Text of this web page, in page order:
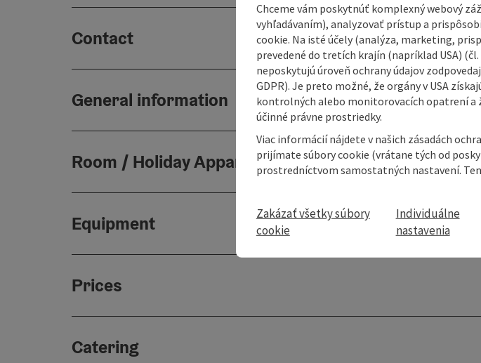
Contact
General information
Room / Holiday Appartement
Equipment
Prices
Catering
Chceme vám poskytnúť komplexný webový
vyhľadávaním), analyzovať prístup a
cookie. Na isté účely (analýza, marketing,
prevedené do tretích krajín (napríklad USA) (čl.
neposkytujú úroveň ochrany údajov
GDPR). Je preto možné, že orgány v USA
kontrolných alebo monitorovacích opatrení a
účinné právne prostriedky.
Viac informácií nájdete v našich zásadách
prijímate súbory cookie (vrátane tých od
prostredníctvom samostatných nastavení.
Zakázať všetky súbory
cookie
Individuálne
nastavenia